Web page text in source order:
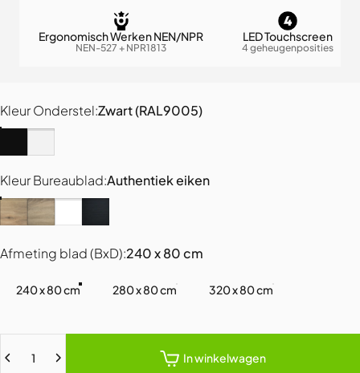
Ergonomisch Werken NEN/NPR
NEN-527 + NPR1813
LED Touchscreen
4 geheugenposities
Kleur Onderstel
Kleur Onderstel:Zwart (RAL9005)
Zwart (RAL9005)
Wit (RAL9016)
Kleur Bureaublad
Kleur Bureaublad:Authentiek eiken
Authentiek eiken
Grijs eiken
Puur WitZwart eiken
Afmeting blad (BxD)
Afmeting blad (BxD):240 x 80 cm
240 x 80 cm 280 x 80 cm 320 x 80 cm
In winkelwagen